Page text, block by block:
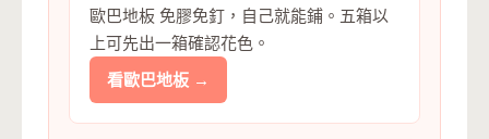
歐巴地板 免膠免釘，自己就能鋪。五箱以
上可先出一箱確認花色。
看歐巴地板 →